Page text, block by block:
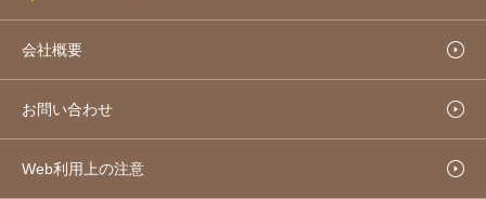
会社概要
お問い合わせ
Web利用上の注意